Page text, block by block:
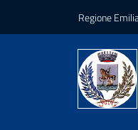
Regione